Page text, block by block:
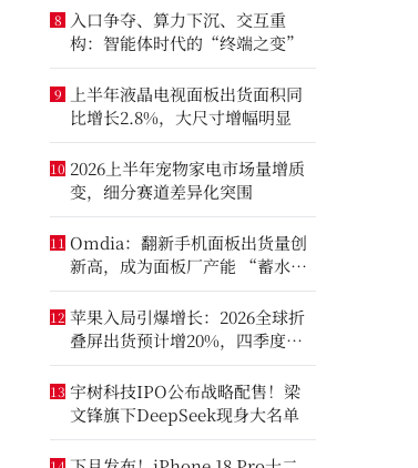
8
入口争夺、算力下沉、交互重
构：智能体时代的“终端之变”
9
上半年液晶电视面板出货面积同
比增长2.8%，大尺寸增幅明显
10 2026上半年宠物家电市场量增质
变，细分赛道差异化突围
11 Omdia：翻新手机面板出货量创
新高，成为面板厂产能 “蓄水
池”
12 苹果入局引爆增长：2026全球折
叠屏出货预计增20%，四季度成
全年销量关键窗口
13 宇树科技IPO公布战略配售！梁
文锋旗下DeepSeek现身大名单